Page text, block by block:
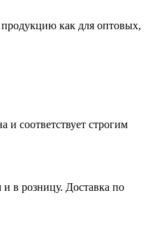
как для оптовых,
и соответствует строгим
в розницу. Доставка по